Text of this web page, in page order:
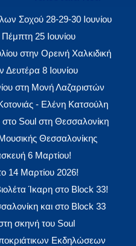
Σοχού 28-29-30 Ιουνίου
25 Ιουνίου
στην Ορεινή Χαλκιδική
8 Ιουνίου
στη Μονή Λαζαριστών
- Ελένη Κατσούλη
Soul στη Θεσσαλονίκη
Θεσσαλονίκης
6 Μαρτίου!
14 Μαρτίου 2026!
Ίκαρη στο Block 33!
και στο Block 33
σκηνή του Soul
Εκδηλώσεων